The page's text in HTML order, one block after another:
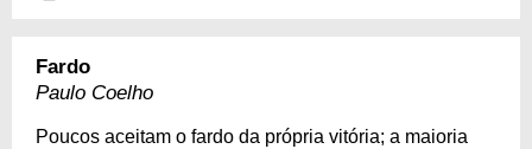
Fardo
Paulo Coelho
Poucos aceitam o fardo da própria vitória; a maioria